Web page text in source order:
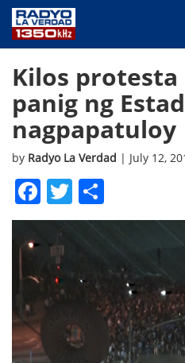
PUBLIC SERVICE
ANNOUNCEMENTS
PROGRAMS
ABOUT
Kilos protesta
panig ng
nagpapatuloy
by Radyo La Verdad | July 12,
Facebook
Twitter